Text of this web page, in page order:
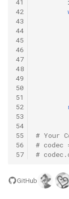
54. 二叉搜索树
55.1. 二叉树的深度
55.2. 平衡二叉树
56.1. 数组中数
56.2. 数组中数字
57.2. 和为 s 的
57. 和为 s 的两
54. 所有大于等
55. 二叉搜索树迭
56. 二叉搜索树
57. 值和下标之
范围内
58. 日程表
59. 数据流的第 K
10.5. 稀疏数组搜
10.9. 排序矩阵查找
10.10. 数字流的秩
10.11. 峰与谷
16.1. 交换数字
16.2. 单词频率
16.3. 交点
16.4. 井字游戏
41
42
43
44
45
46
47
48
49
50
51
52
53
54
55
56
57
# Your
# codec
#
GitHub